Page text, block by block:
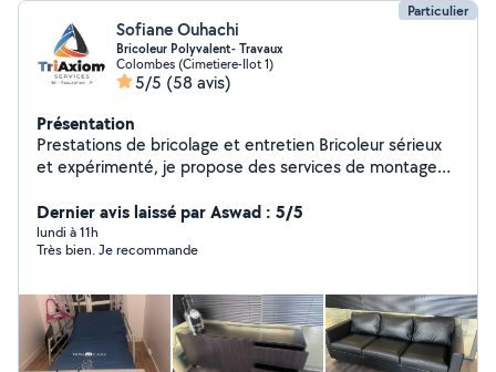
Particulier
Sofiane Ouhachi
Bricoleur Polyvalent- Travaux
Colombes (Cimetiere-Ilot 1)
5/5 (58 avis)
Présentation
Prestations de bricolage et entretien Bricoleur sérieux
et expérimenté, je propose des services de montage
intérieure, pose de revêtements de murs et de sols,
ainsi que le nettoyage et l'entretien d'espaces intérieurs
et extérieurs. Travail soigné, respect des délais, devis
Dernier avis laissé par Aswad : 5/5
lundi à 11h
Très bien. Je recommande